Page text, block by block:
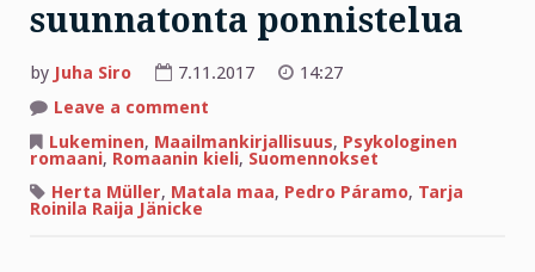
suunnatonta ponnistelua
by Juha Siro 7.11.2017
14:27
Leave a comment
päivä
on
yhtä
suunnatonta
ponnistelua
Lukeminen, Maailmankirjallisuus, Psykologinen
romaani, Romaanin kieli, Suomennokset
Herta Müller, Matala maa, Pedro Páramo, Tarja
Roinila Raija Jänicke